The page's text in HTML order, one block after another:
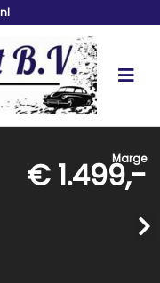
Marge
€ 1.499,-